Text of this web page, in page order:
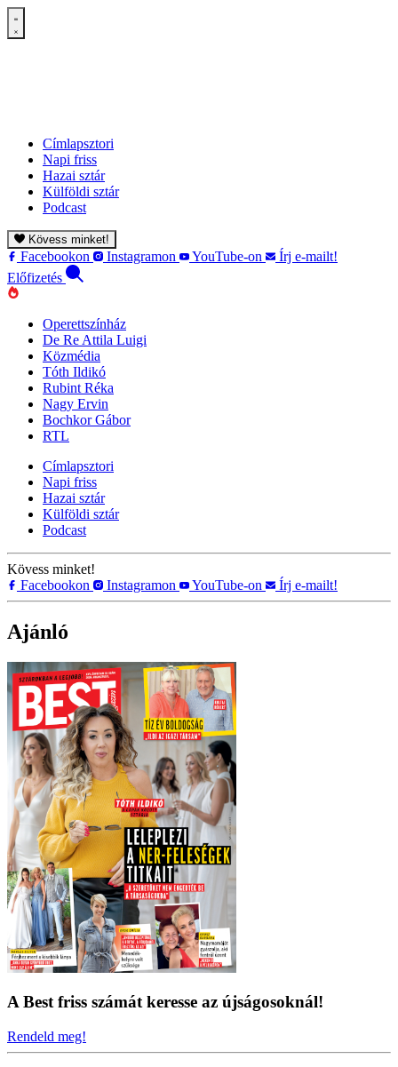
Címlapsztori
Napi friss
Hazai sztár
Külföldi sztár
Podcast
Kövess minket!
Facebookon Instagramon YouTube-on
Írj e-mailt!
Előfizetés
Operettszínház
De Re Attila Luigi
Közmédia
Tóth Ildikó
Rubint Réka
Nagy Ervin
Bochkor Gábor
RTL
Címlapsztori
Napi friss
Hazai sztár
Külföldi sztár
Podcast
Kövess minket!
Facebookon
Instagramon YouTube-on Írj e-mailt!
Ajánló
A Best friss számát keresse az újságosoknál!
Rendeld meg!